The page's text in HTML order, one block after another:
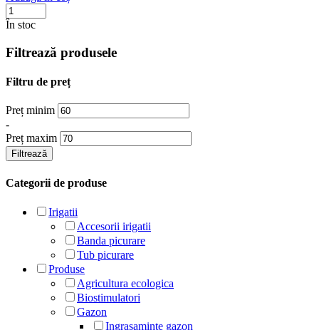
În stoc
Filtrează produsele
Filtru de preț
Preț minim
-
Preț maxim
Filtrează
Categorii de produse
Irigatii
Accesorii irigatii
Banda picurare
Tub picurare
Produse
Agricultura ecologica
Biostimulatori
Gazon
Ingrasaminte gazon